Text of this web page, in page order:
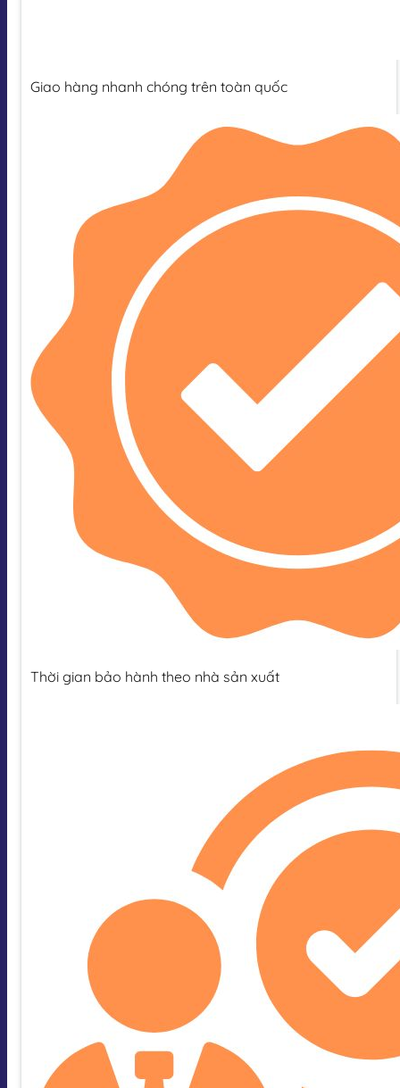
Giao hàng nhanh chóng trên toàn quốc
Thời gian bảo hành theo nhà sản xuất